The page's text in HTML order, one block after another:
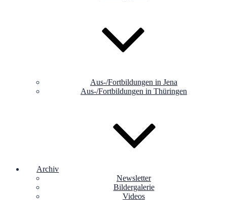
Aus-/Fortbildungen in Jena
Aus-/Fortbildungen in Thüringen
Archiv
Newsletter
Bildergalerie
Videos